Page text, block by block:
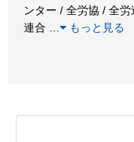
ンター / 全労協 / 全
連合
もっと見る